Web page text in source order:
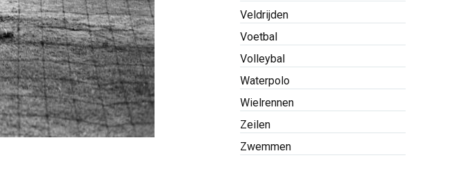
Veldrijden
Voetbal
Volleybal
Waterpolo
Wielrennen
Zeilen
Zwemmen